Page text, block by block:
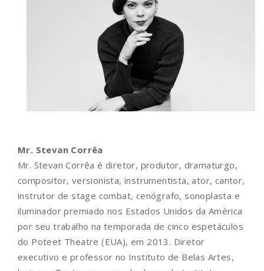
Mr. Stevan Corrêa
Mr. Stevan Corrêa é diretor, produtor, dramaturgo,
compositor, versionista, instrumentista, ator, cantor,
instrutor de stage combat, cenógrafo, sonoplasta e
iluminador premiado nos Estados Unidos da América
por seu trabalho na temporada de cinco espetáculos
do Poteet Theatre (EUA), em 2013. Diretor
executivo e professor no Instituto de Belas Artes,